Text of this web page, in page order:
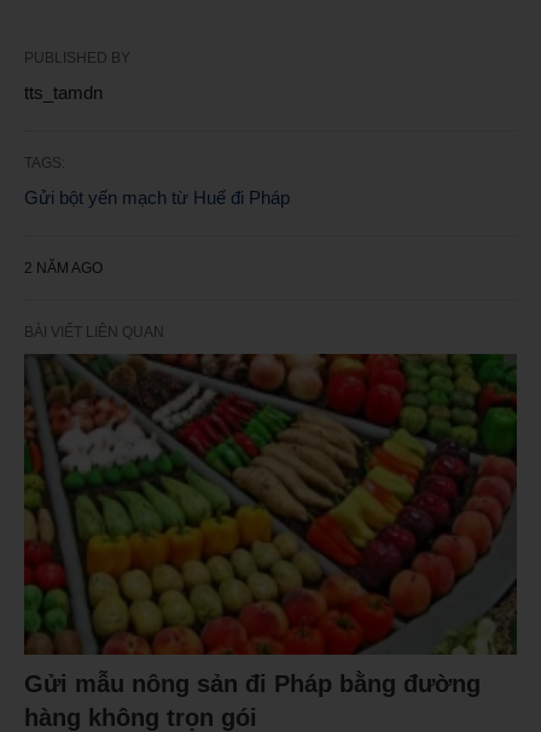
PUBLISHED BY
tts_tamdn
TAGS:
Gửi bột yến mạch từ Huế đi Pháp
2 NĂM AGO
BÀI VIẾT LIÊN QUAN
Gửi mẫu nông sản đi Pháp bằng đường
hàng không trọn gói